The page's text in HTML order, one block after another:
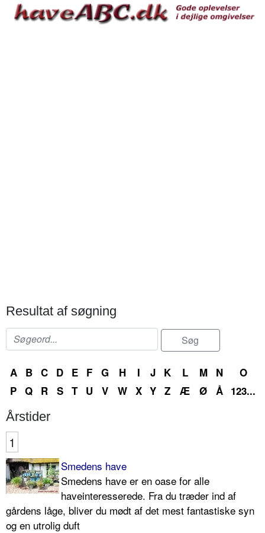
Resultat af søgning
A B C D E F G H I J K L M N
O
P Q R S T U V W X Y Z Æ Ø Å 123...
Årstider
1
Smedens have
Smedens have er en oase for alle
haveinteresserede. Fra du træder ind af
gårdens låge, bliver du mødt af det mest fantastiske syn
og en utrolig duft